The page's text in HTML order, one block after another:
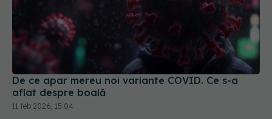
De ce apar mereu noi variante COVID. Ce s-a
aflat despre boală
11 feb 2026, 15:04